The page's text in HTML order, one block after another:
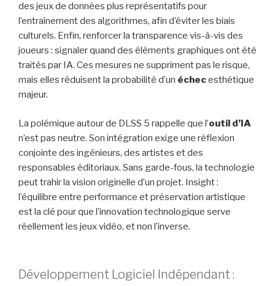
des jeux de données plus représentatifs pour
l’entraînement des algorithmes, afin d’éviter les biais
culturels. Enfin, renforcer la transparence vis-à-vis des
joueurs : signaler quand des éléments graphiques ont été
traités par IA. Ces mesures ne suppriment pas le risque,
mais elles réduisent la probabilité d’un échecesthétique
majeur.
La polémique autour de DLSS 5 rappelle que l’outil d’IA
n’est pas neutre. Son intégration exige une réflexion
conjointe des ingénieurs, des artistes et des
responsables éditoriaux. Sans garde-fous, la technologie
peut trahir la vision originelle d’un projet. Insight :
l’équilibre entre performance et préservation artistique
est la clé pour que l’innovation technologique serve
réellement les jeux vidéo, et non l’inverse.
Développement Logiciel Indépendant :